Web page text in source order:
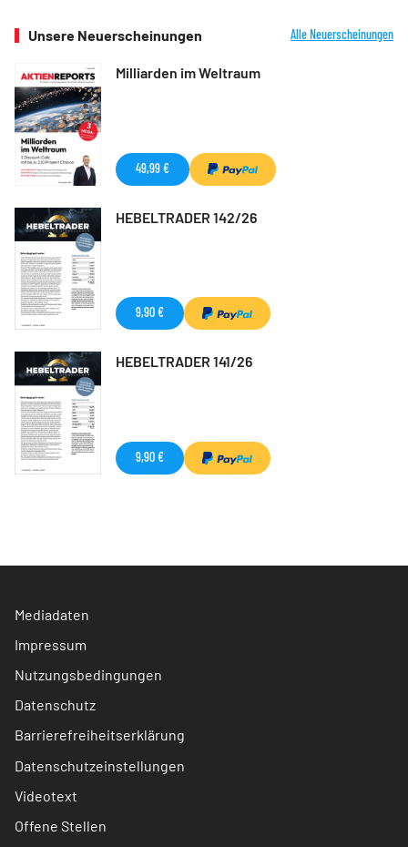
Unsere Neuerscheinungen Alle Neuerscheinungen
Milliarden im Weltraum
49,99 €
HEBELTRADER 142/26
9,90 €
HEBELTRADER 141/26
9,90 €
Mediadaten
Impressum
Nutzungsbedingungen
Datenschutz
Barrierefreiheitserklärung
Datenschutzeinstellungen
Videotext
Offene Stellen